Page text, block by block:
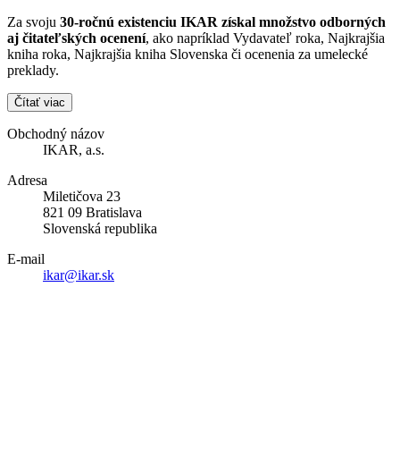
Za svoju 30-ročnú existenciu IKAR získal množstvo odborných
aj čitateľských ocenení, ako napríklad Vydavateľ roka, Najkrajšia
kniha roka, Najkrajšia kniha Slovenska či ocenenia za umelecké
preklady.
Čítať viac
Obchodný názov
IKAR, a.s.
Adresa
Miletičova 23
821 09 Bratislava
Slovenská republika
E-mail
ikar@ikar.sk